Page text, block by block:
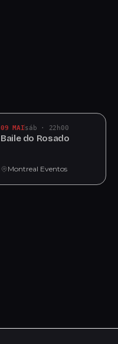
09 MAIsáb · 22h00
Baile do Rosado
Montreal Eventos